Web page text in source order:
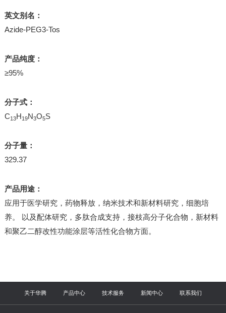
英文别名：
Azide-PEG3-Tos
产品纯度：
≥95%
分子式：
C13H19N3O5S
分子量：
329.37
产品用途：
应用于医学研究，药物释放，纳米技术和新材料研究，细胞培
养。 以及配体研究，多肽合成支持，接枝高分子化合物，新材料
和聚乙二醇改性功能涂层等活性化合物方面。
关于华腾 产品中心 技术服务 新闻中心 联系我们